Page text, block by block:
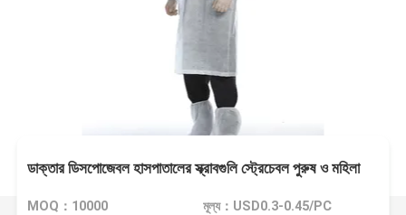
ডাক্তার ডিসপোজেবল হাসপাতালের স্ক্রাবগুলি স্ট্রেচেবল পুরুষ ও মহিলা
MOQ：10000 মূল্য：USD0.3-0.45/PC